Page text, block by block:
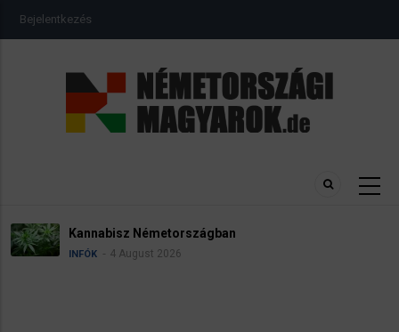
USER
ACCOUNT
Bejelentkezés
Németországban
4 August 2026